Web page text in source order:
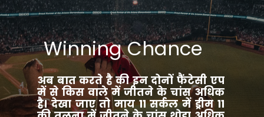
अब बात करते है की इन दोनों फैंटेसी एप
में से किस वाले में जीतने के चांस अधिक
है। देखा जाए तो माय 11 सर्कल में ड्रीम 11
Winning Chance